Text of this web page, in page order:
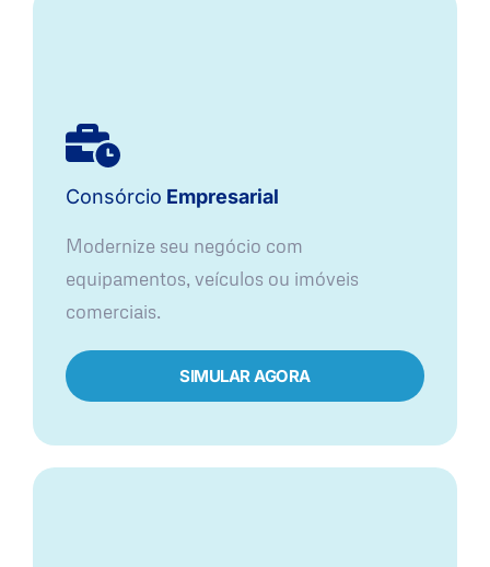
Consórcio Empresarial
Modernize seu negócio com
equipamentos, veículos ou imóveis
comerciais.
SIMULAR AGORA